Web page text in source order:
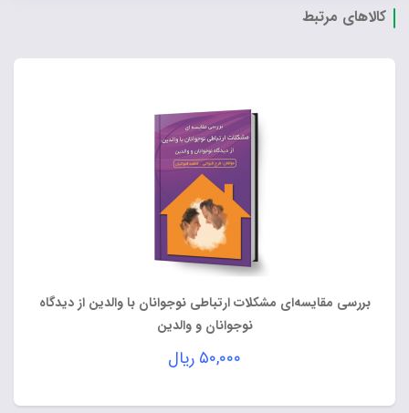
کالاهای مرتبط
بررسی مقایسه‌ای مشکلات ارتباطی نوجوانان با والدین از دیدگاه
نوجوانان و والدین
۵۰,۰۰۰ ریال